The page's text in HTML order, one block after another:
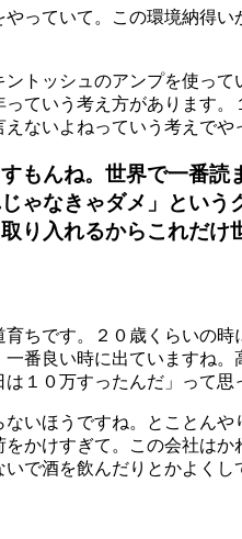
っていて。この環境納得
トッシュのアンプを使って
っていう考え方があります。
ないよねっていう考えでや
もんね。世界で一番
ゃなきゃダメ」とい
り入れるからこれだけ
ちです。２０ 歳くらいの時
一番良い時に出ていますね
は１０万すったんだ」って思
いほうですね。とことん
をかけすぎて。この会社は
で酒を飲んだりとかよく